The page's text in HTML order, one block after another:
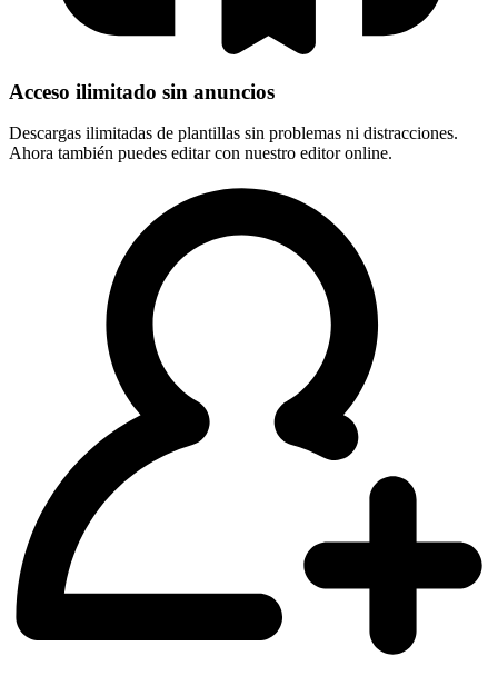
Acceso ilimitado sin anuncios
Descargas ilimitadas de plantillas sin problemas ni distracciones.
Ahora también puedes editar con nuestro editor online.